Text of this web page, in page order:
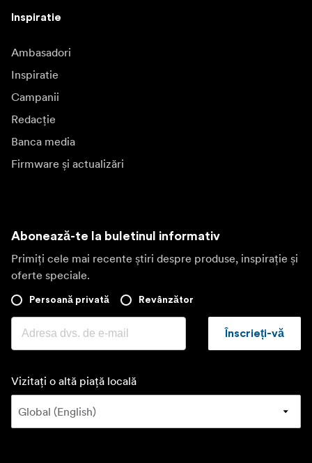
Inspiratie
Ambasadori
Inspiratie
Campanii
Redacție
Banca media
Firmware și actualizări
Abonează-te la buletinul informativ
Primiți cele mai recente știri despre produse, inspirație și
oferte speciale.
Persoană privată Revânzător
Înscrieți-vă
Vizitați o altă piață locală